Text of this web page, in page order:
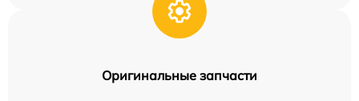
Оригинальные запчасти